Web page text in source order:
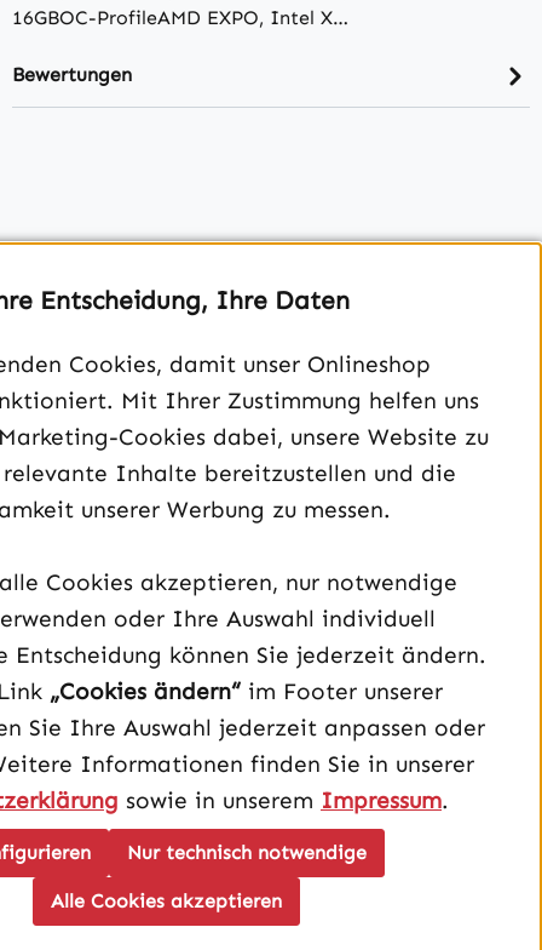
16GBOC-ProfileAMD EXPO, Intel X…
Bewertungen
040 – 182 295 901
Mo-Fr, 08:00 - 16:00 Uhr
Vertrag widerrufen
Schau auf Instagram vorbei – öffnet in neuem Tab
Sieh dir unsere TikTok-Videos an – öffnet in neuem
Sieh dir unsere Videos auf YouTube an – öffnet
Infos
Entscheidung, Ihre Daten
Cookies, damit unser Onlineshop
Mit Ihrer Zustimmung helfen uns
Cookies dabei, unsere Website zu
relevante Inhalte bereitzustellen und die
unserer Werbung zu messen.
Cookies akzeptieren, nur notwendige
oder Ihre Auswahl individuell
Entscheidung können Sie jederzeit ändern.
„Cookies ändern“im Footer unserer
Sie Ihre Auswahl jederzeit anpassen oder
Informationen finden Sie in unserer
sowie in unserem Impressum.
Nur technisch notwendige
Alle Cookies akzeptieren